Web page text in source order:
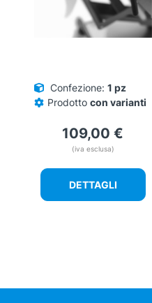
Confezione: 1 pz
Prodotto con varianti
109,00 €
(iva esclusa)
DETTAGLI